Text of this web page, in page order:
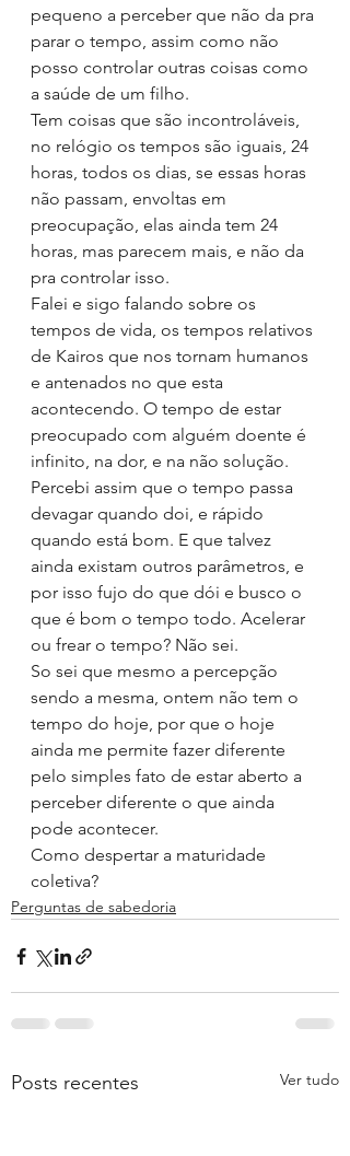
pequeno a perceber que não da pra
parar o tempo, assim como não
posso controlar outras coisas como
a saúde de um filho.
Tem coisas que são incontroláveis,
no relógio os tempos são iguais, 24
horas, todos os dias, se essas horas
não passam, envoltas em
preocupação, elas ainda tem 24
horas, mas parecem mais, e não da
pra controlar isso.
Falei e sigo falando sobre os
tempos de vida, os tempos relativos
de Kairos que nos tornam humanos
e antenados no que esta
acontecendo. O tempo de estar
preocupado com alguém doente é
infinito, na dor, e na não solução.
Percebi assim que o tempo passa
devagar quando doi, e rápido
quando está bom. E que talvez
ainda existam outros parâmetros, e
por isso fujo do que dói e busco o
que é bom o tempo todo. Acelerar
ou frear o tempo? Não sei.
So sei que mesmo a percepção
sendo a mesma, ontem não tem o
tempo do hoje, por que o hoje
ainda me permite fazer diferente
pelo simples fato de estar aberto a
perceber diferente o que ainda
pode acontecer.
Como despertar a maturidade
coletiva?
Perguntas de sabedoria
Posts recentes Ver tudo